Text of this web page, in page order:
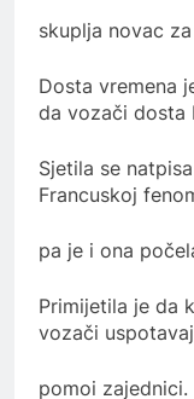
skuplja novac
Dosta vremena
da vozači dosta
Sjetila se
Francuskoj
pa je i ona
Primijetila je da
vozači
pomoi zajednici.